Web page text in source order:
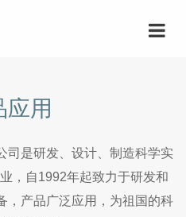
应用
司是研发、设计、制造科学实
，自1992年起致力于研发和
，产品广泛应用，为祖国的科